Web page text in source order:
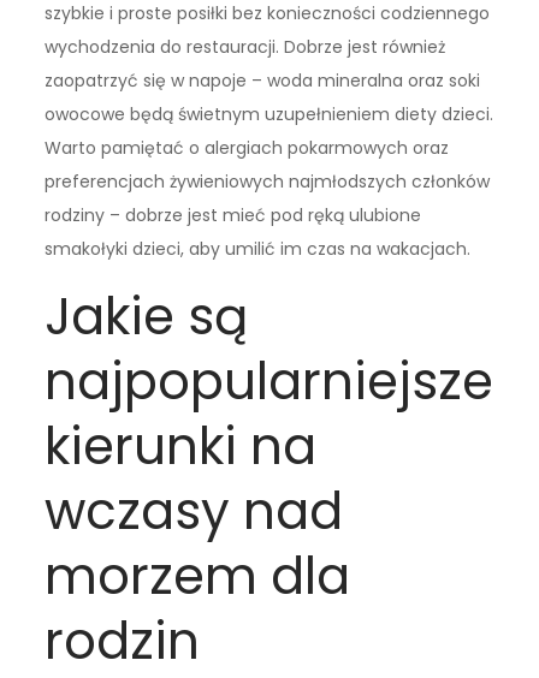
szybkie i proste posiłki bez konieczności codziennego
wychodzenia do restauracji. Dobrze jest również
zaopatrzyć się w napoje – woda mineralna oraz soki
owocowe będą świetnym uzupełnieniem diety dzieci.
Warto pamiętać o alergiach pokarmowych oraz
preferencjach żywieniowych najmłodszych członków
rodziny – dobrze jest mieć pod ręką ulubione
smakołyki dzieci, aby umilić im czas na wakacjach.
Jakie są
najpopularniejsze
kierunki na
wczasy nad
morzem dla
rodzin